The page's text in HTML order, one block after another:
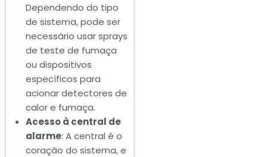
Dependendo do tipo
de sistema, pode ser
necessário usar sprays
de teste de fumaça
ou dispositivos
específicos para
acionar detectores de
calor e fumaça.
Acesso à central de
alarme: A central é o
coração do sistema, e